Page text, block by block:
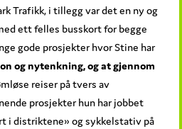
Trafikk, i tillegg var det en ny og
ett felles busskort for begge
gode prosjekter hvor Stine har
og nytenkning, og at gjennom
reiser på tvers av
prosjekter hun har jobbet
i distriktene» og sykkelstativ på